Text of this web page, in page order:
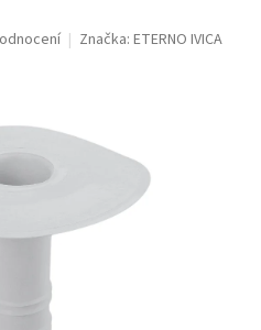
Značka: ETERNO IVICA